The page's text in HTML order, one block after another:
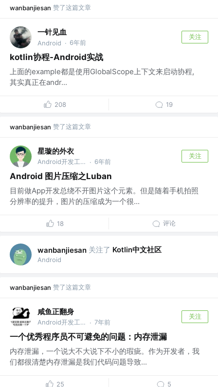
wanbanjiesan 赞了这篇文章
一针见血
Android · 6年前
关注
kotlin协程-Android实战
上面的example都是使用GlobalScope上下文来启动协程,
其实真正在andr...
208 19
wanbanjiesan 赞了这篇文章
星璇的外衣
Android开发工程师 @学天教育 · 6年前
关注
Android 图片压缩之Luban
目前做App开发总绕不开图片这个元素。但是随着手机拍照
分辨率的提升，图片的压缩成为一个很...
18 评论
wanbanjiesan 关注了 Kotlin中文社区
Android
wanbanjiesan 赞了这篇文章
咸鱼正翻身
Android开发工程师 · 7年前
关注
一个优秀程序员不可避免的问题：内存泄漏
内存泄漏，一个说大不大说下不小的瑕疵。作为开发者，我
们都很清楚内存泄漏是我们代码问题导致...
25 5